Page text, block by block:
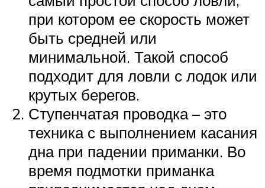
при котором ее скорость может
быть средней или
минимальной. Такой способ
подходит для ловли с лодок или
крутых берегов.
Ступенчатая проводка – это
техника с выполнением касания
дна при падении приманки. Во
время подмотки приманка